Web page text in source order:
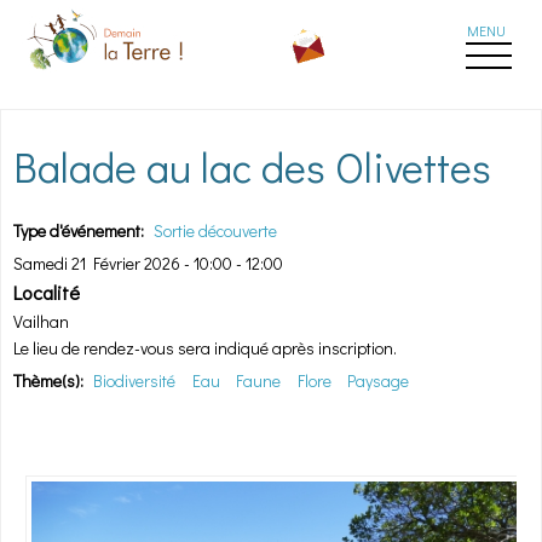
Aller au contenu principal
Balade au lac des Olivettes
Type d'événement: Sortie découverte
Samedi 21 Février 2026 - 10:00 - 12:00
Localité
Vailhan
Le lieu de rendez-vous sera indiqué après inscription.
Thème(s): Biodiversité Eau Faune Flore Paysage